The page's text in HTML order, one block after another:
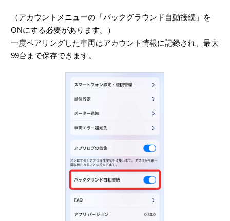
（アカウントメニューの「バックグラウンド自動接続」を
ONにする必要があります。）
一度ペアリングした車両はアカウント情報に記録され、最大
99台まで保存できます。